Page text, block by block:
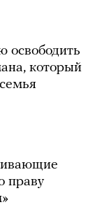
освободить
который
праву